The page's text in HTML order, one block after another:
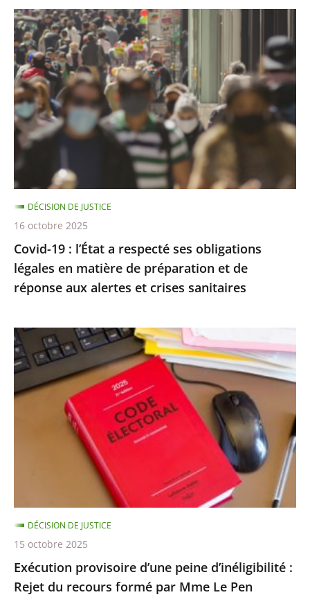
Covid-
19
:
l’État
a
respecté
ses
obligations
légales
en
matière
de
préparation
et
de
aux
alertes
et
crises
sanitaires
Covid-19 : l’État a respecté ses obligations
légales en matière de préparation et de
réponse aux alertes et crises sanitaires
DÉCISION DE JUSTICE
16 octobre 2025
Exécution
provisoire
d’une
peine
d’inéligibilité
formé
par
Mme
Le
Pen
Exécution provisoire d’une peine d’inéligibilité :
Rejet du recours formé par Mme Le Pen
DÉCISION DE JUSTICE
15 octobre 2025